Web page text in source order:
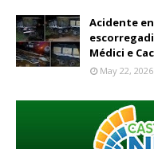
Acidente
Médici e
May 22, 2026